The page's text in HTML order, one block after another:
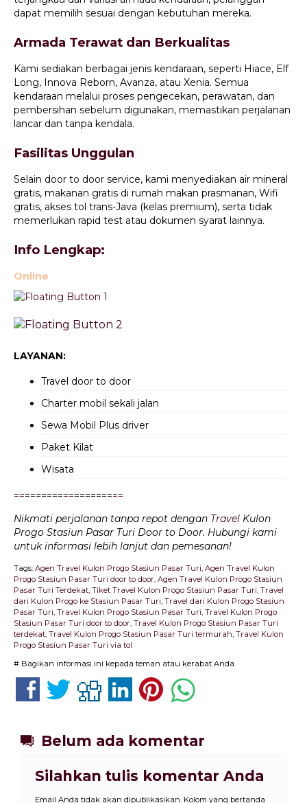
dapat memilih sesuai dengan kebutuhan mereka.
Armada Terawat dan Berkualitas
Kami sediakan berbagai jenis kendaraan, seperti Hiace, Elf
Long, Innova Reborn, Avanza, atau Xenia. Semua
kendaraan melalui proses pengecekan, perawatan, dan
pembersihan sebelum digunakan, memastikan perjalanan
lancar dan tanpa kendala.
Fasilitas Unggulan
Selain door to door service, kami menyediakan air mineral
gratis, makanan gratis di rumah makan prasmanan, Wifi
gratis, akses tol trans-Java (kelas premium), serta tidak
memerlukan rapid test atau dokumen syarat lainnya.
Info Lengkap:
Online
LAYANAN:
Travel door to door
Charter mobil sekali jalan
Sewa Mobil Plus driver
Paket Kilat
Wisata
====================
Nikmati perjalanan tanpa repot dengan Travel Kulon
Progo Stasiun Pasar Turi Door to Door. Hubungi kami
untuk informasi lebih lanjut dan pemesanan!
Tags: Agen Travel Kulon Progo Stasiun Pasar Turi, Agen Travel Kulon
Progo Stasiun Pasar Turi door to door, Agen Travel Kulon Progo Stasiun
Pasar Turi Terdekat, Tiket Travel Kulon Progo Stasiun Pasar Turi, Travel
dari Kulon Progo ke Stasiun Pasar Turi, Travel dari Kulon Progo Stasiun
Pasar Turi, Travel Kulon Progo Stasiun Pasar Turi, Travel Kulon Progo
Stasiun Pasar Turi door to door, Travel Kulon Progo Stasiun Pasar Turi
terdekat, Travel Kulon Progo Stasiun Pasar Turi termurah, Travel Kulon
Progo Stasiun Pasar Turi via tol
# Bagikan informasi ini kepada teman atau kerabat Anda
Belum ada komentar
Silahkan tulis komentar Anda
Email Anda tidak akan dipublikasikan. Kolom yang bertanda